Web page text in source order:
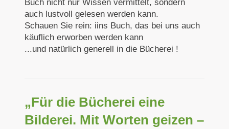
Buch nicht nur Wissen vermittelt, sondern
auch lustvoll gelesen werden kann.
Schauen Sie rein: iins Buch, das bei uns auch
käuflich erworben werden kann
...und natürlich generell in die Bücherei !
„Für die Bücherei eine
Bilderei. Mit Worten geizen –